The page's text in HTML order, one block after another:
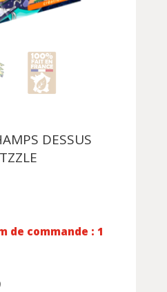
DESSUS
de commande : 1